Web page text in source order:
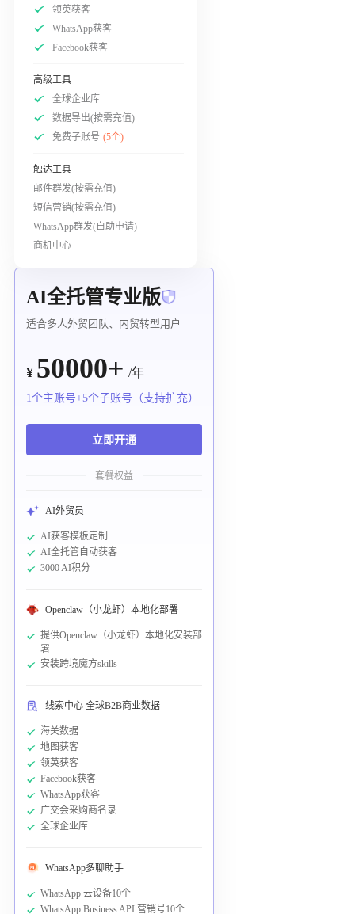
领英获客
WhatsApp获客
Facebook获客
高级工具
全球企业库
数据导出(按需充值)
免费子账号 (5个)
触达工具
邮件群发(按需充值)
短信营销(按需充值)
WhatsApp群发(自助申请)
商机中心
AI全托管专业版
适合多人外贸团队、内贸转型用户
¥ 50000+ /年
1个主账号+5个子账号（支持扩充）
立即开通
套餐权益
AI外贸员
AI获客模板定制
AI全托管自动获客
3000 AI积分
Openclaw（小龙虾）本地化部署
提供Openclaw（小龙虾）本地化安装部
署
安装跨境魔方skills
线索中心 全球B2B商业数据
海关数据
地图获客
领英获客
Facebook获客
WhatsApp获客
广交会采购商名录
全球企业库
WhatsApp多聊助手
WhatsApp 云设备10个
WhatsApp Business API 营销号10个